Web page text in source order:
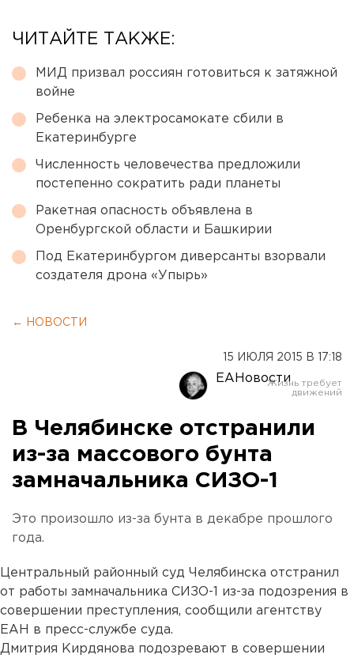
ЧИТАЙТЕ ТАКЖЕ:
МИД призвал россиян готовиться к затяжной
войне
Ребенка на электросамокате сбили в
Екатеринбурге
Численность человечества предложили
постепенно сократить ради планеты
Ракетная опасность объявлена в
Оренбургской области и Башкирии
Под Екатеринбургом диверсанты взорвали
создателя дрона «Упырь»
← НОВОСТИ
15 ИЮЛЯ 2015 В 17:18
ЕАНовости
В Челябинске отстранили
из-за массового бунта
замначальника СИЗО-1
Это произошло из-за бунта в декабре прошлого
года.
Центральный районный суд Челябинска отстранил
от работы замначальника СИЗО-1 из-за подозрения в
совершении преступления, сообщили агентству
ЕАН в пресс-службе суда.
Дмитрия Кирдянова подозревают в совершении